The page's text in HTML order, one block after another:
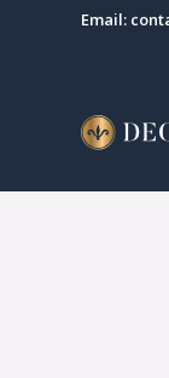
Email: